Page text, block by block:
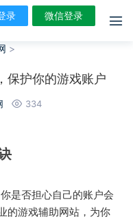
录 微信登录
>
保护你的游戏账户
334
是否担心自己的账户会
的游戏辅助网站，为你